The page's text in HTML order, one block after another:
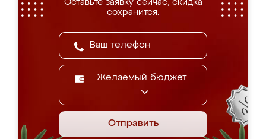
Оставьте заявку сейчас, скидка
сохранится.
Желаемый бюджет
Отправить